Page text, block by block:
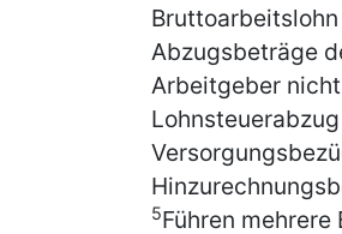
Abzugsbeträge
Arbeitgeber
5Führen